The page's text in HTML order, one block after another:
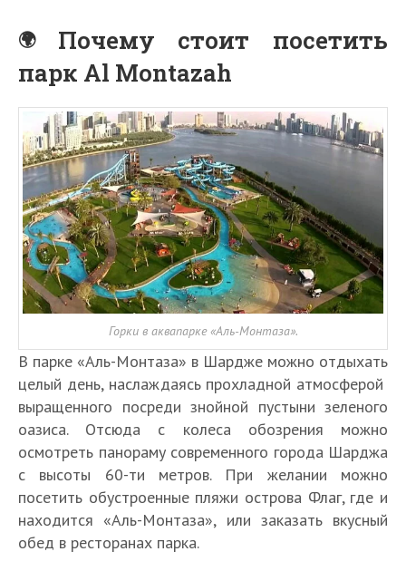
Почему стоит посетить
парк Al Montazah
Горки в аквапарке «Аль-Монтаза».
В парке «Аль-Монтаза» в Шардже можно отдыхать
целый день, наслаждаясь прохладной атмосферой
выращенного посреди знойной пустыни зеленого
оазиса. Отсюда с колеса обозрения можно
осмотреть панораму современного города Шарджа
с высоты 60-ти метров. При желании можно
посетить обустроенные пляжи острова Флаг, где и
находится «Аль-Монтаза», или заказать вкусный
обед в ресторанах парка.